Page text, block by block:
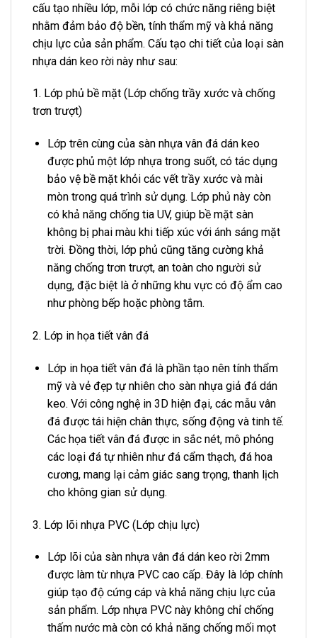
cấu tạo nhiều lớp, mỗi lớp có chức năng riêng biệt
nhằm đảm bảo độ bền, tính thẩm mỹ và khả năng
chịu lực của sản phẩm. Cấu tạo chi tiết của loại sàn
nhựa dán keo rời này như sau:
1. Lớp phủ bề mặt (Lớp chống trầy xước và chống
trơn trượt)
Lớp trên cùng của sàn nhựa vân đá dán keo
được phủ một lớp nhựa trong suốt, có tác dụng
bảo vệ bề mặt khỏi các vết trầy xước và mài
mòn trong quá trình sử dụng. Lớp phủ này còn
có khả năng chống tia UV, giúp bề mặt sàn
không bị phai màu khi tiếp xúc với ánh sáng mặt
trời. Đồng thời, lớp phủ cũng tăng cường khả
năng chống trơn trượt, an toàn cho người sử
dụng, đặc biệt là ở những khu vực có độ ẩm cao
như phòng bếp hoặc phòng tắm.
2. Lớp in họa tiết vân đá
Lớp in họa tiết vân đá là phần tạo nên tính thẩm
mỹ và vẻ đẹp tự nhiên cho sàn nhựa giả đá dán
keo. Với công nghệ in 3D hiện đại, các mẫu vân
đá được tái hiện chân thực, sống động và tinh tế.
Các họa tiết vân đá được in sắc nét, mô phỏng
các loại đá tự nhiên như đá cẩm thạch, đá hoa
cương, mang lại cảm giác sang trọng, thanh lịch
cho không gian sử dụng.
3. Lớp lõi nhựa PVC (Lớp chịu lực)
Lớp lõi của sàn nhựa vân đá dán keo rời 2mm
được làm từ nhựa PVC cao cấp. Đây là lớp chính
giúp tạo độ cứng cáp và khả năng chịu lực của
sản phẩm. Lớp nhựa PVC này không chỉ chống
thấm nước mà còn có khả năng chống mối mọt